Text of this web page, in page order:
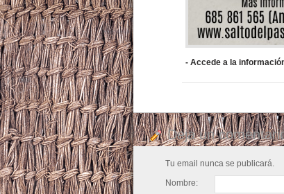
- Accede a la
Deja un
Tu email nunca se publicará.
Nombre: